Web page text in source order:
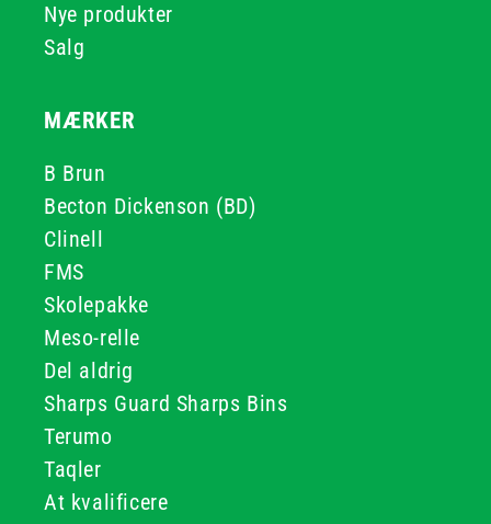
Nye produkter
Salg
MÆRKER
B Brun
Becton Dickenson (BD)
Clinell
FMS
Skolepakke
Meso-relle
Del aldrig
Sharps Guard Sharps Bins
Terumo
Taqler
At kvalificere